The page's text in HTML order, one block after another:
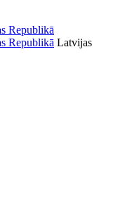
Latvijas